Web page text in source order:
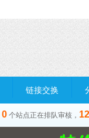
链接交换
0 个站点正在排队审核，